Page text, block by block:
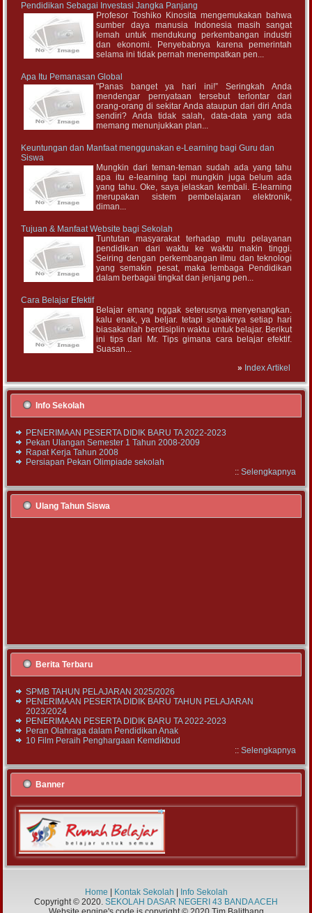
Pendidikan Sebagai Investasi Jangka Panjang
Profesor Toshiko Kinosita mengemukakan bahwa
sumber daya manusia Indonesia masih sangat
lemah untuk mendukung perkembangan industri
dan ekonomi. Penyebabnya karena pemerintah
selama ini tidak pernah menempatkan pen...
Apa Itu Pemanasan Global
"Panas banget ya hari ini!” Seringkah Anda
mendengar pernyataan tersebut terlontar dari
orang-orang di sekitar Anda ataupun dari diri Anda
sendiri? Anda tidak salah, data-data yang ada
memang menunjukkan plan...
Keuntungan dan Manfaat menggunakan e-Learning bagi Guru dan
Siswa
Mungkin dari teman-teman sudah ada yang tahu
apa itu e-learning tapi mungkin juga belum ada
yang tahu. Oke, saya jelaskan kembali. E-learning
merupakan sistem pembelajaran elektronik,
diman...
Tujuan & Manfaat Website bagi Sekolah
Tuntutan masyarakat terhadap mutu pelayanan
pendidikan dari waktu ke waktu makin tinggi.
Seiring dengan perkembangan ilmu dan teknologi
yang semakin pesat, maka lembaga Pendidikan
dalam berbagai tingkat dan jenjang pen...
Cara Belajar Efektif
Belajar emang nggak seterusnya menyenangkan.
kalu enak, ya beljar. tetapi sebaiknya setiap hari
biasakanlah berdisiplin waktu untuk belajar. Berikut
ini tips dari Mr. Tips gimana cara belajar efektif.
Suasan...
» Index Artikel
Info Sekolah
PENERIMAAN PESERTA DIDIK BARU TA 2022-2023
Pekan Ulangan Semester 1 Tahun 2008-2009
Rapat Kerja Tahun 2008
Persiapan Pekan Olimpiade sekolah
:: Selengkapnya
Ulang Tahun Siswa
Berita Terbaru
SPMB TAHUN PELAJARAN 2025/2026
PENERIMAAN PESERTA DIDIK BARU TAHUN PELAJARAN
2023/2024
PENERIMAAN PESERTA DIDIK BARU TA 2022-2023
Peran Olahraga dalam Pendidikan Anak
10 Film Peraih Penghargaan Kemdikbud
:: Selengkapnya
Banner
Home Kontak Sekolah
Info Sekolah
Copyright © 2020. SEKOLAH DASAR NEGERI 43 BANDA ACEH